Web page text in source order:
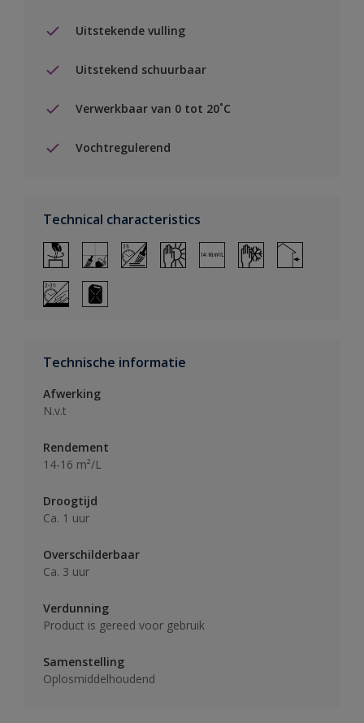
Uitstekende vulling
Uitstekend schuurbaar
Verwerkbaar van 0 tot 20˚C
Vochtregulerend
Technical characteristics
Technische informatie
Afwerking
N.v.t
Rendement
14-16 m²/L
Droogtijd
Ca. 1 uur
Overschilderbaar
Ca. 3 uur
Verdunning
Product is gereed voor gebruik
Samenstelling
Oplosmiddelhoudend